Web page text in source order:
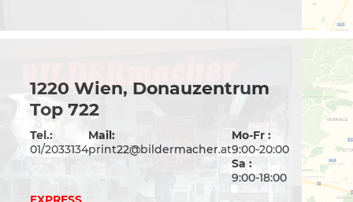
1220 Wien, Donauzentrum
Top 722
Tel.:
01/2033134
Mail:
print22@bildermacher.at
Mo-Fr :
9:00-20:00
Sa :
9:00-18:00